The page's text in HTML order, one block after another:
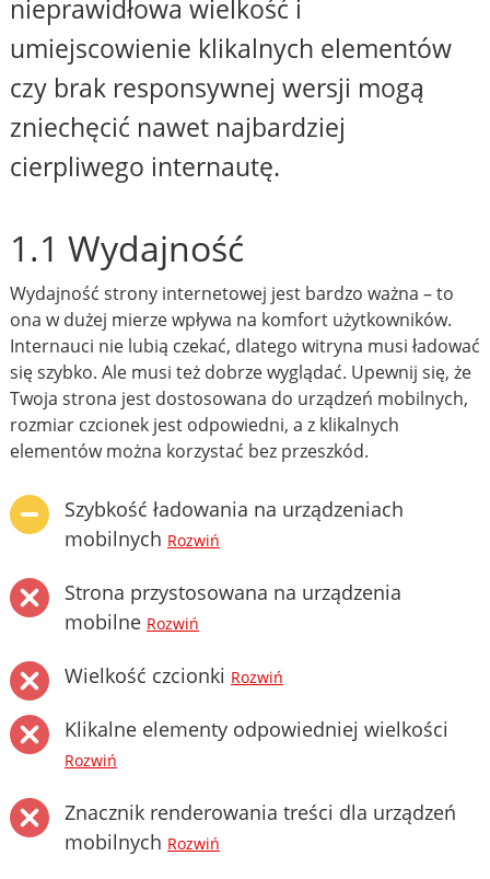
nieprawidłowa wielkość i
umiejscowienie klikalnych elementów
czy brak responsywnej wersji mogą
zniechęcić nawet najbardziej
cierpliwego internautę.
1.1 Wydajność
Wydajność strony internetowej jest bardzo ważna – to
ona w dużej mierze wpływa na komfort użytkowników.
Internauci nie lubią czekać, dlatego witryna musi ładować
się szybko. Ale musi też dobrze wyglądać. Upewnij się, że
Twoja strona jest dostosowana do urządzeń mobilnych,
rozmiar czcionek jest odpowiedni, a z klikalnych
elementów można korzystać bez przeszkód.
Szybkość ładowania na urządzeniach
mobilnych Rozwiń
Strona przystosowana na urządzenia
mobilne Rozwiń
Wielkość czcionki Rozwiń
Klikalne elementy odpowiedniej wielkości
Rozwiń
Znacznik renderowania treści dla urządzeń
mobilnych Rozwiń